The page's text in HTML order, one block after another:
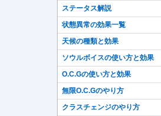
ステータス解説
状態異常の効果一覧
天候の種類と効果
ソウルボイスの使い方と効果
O.C.Gの使い方と効果
無限O.C.Gのやり方
クラスチェンジのやり方